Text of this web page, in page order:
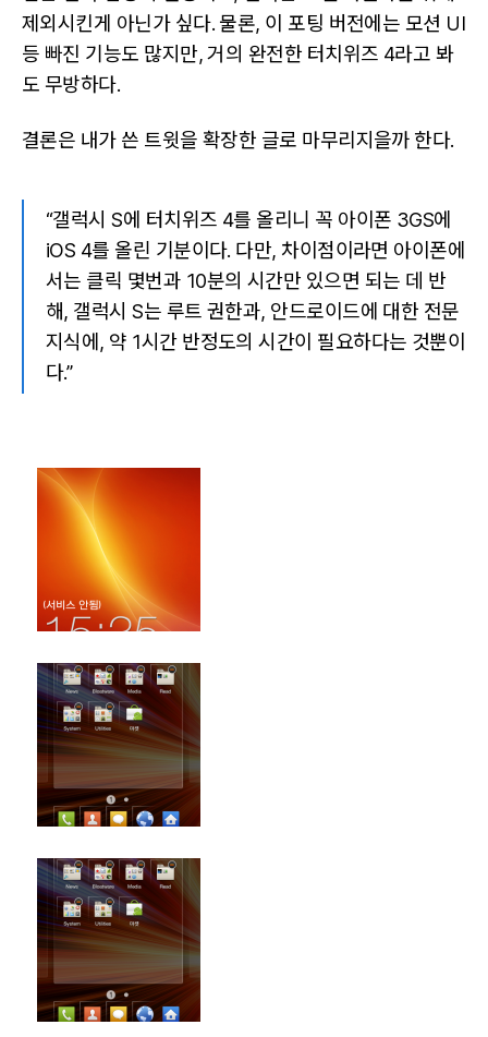
제외시킨게 아닌가 싶다. 물론, 이 포팅 버전에는 모션 UI
등 빠진 기능도 많지만, 거의 완전한 터치위즈 4라고 봐
도 무방하다.
결론은 내가 쓴 트윗을 확장한 글로 마무리지을까 한다.
“갤럭시 S에 터치위즈 4를 올리니 꼭 아이폰 3GS에
iOS 4를 올린 기분이다. 다만, 차이점이라면 아이폰에
서는 클릭 몇번과 10분의 시간만 있으면 되는 데 반
해, 갤럭시 S는 루트 권한과, 안드로이드에 대한 전문
지식에, 약 1시간 반정도의 시간이 필요하다는 것뿐이
다.”